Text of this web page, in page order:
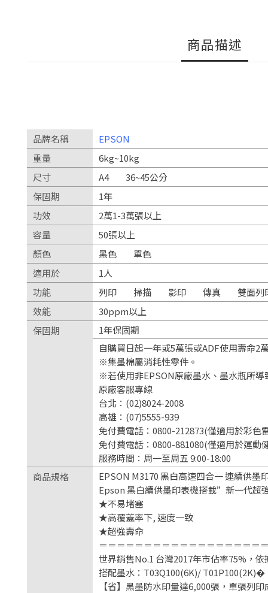
商品描述
品牌名稱
EPSON
重量
6kg~10kg
尺寸
A4
36~45公分
保固期
1年
功效
2萬1-3萬張以上
容量
50張以上
顏色
黑色
單色
適用於
1人
功能
列印 掃描 影印 傳真
雙面列
效能
30ppm以上
保固期
1年保固期
自購買日起一年或5萬張或ADF使用壽命2
※集墨棉屬消耗性零件。
※若使用非EPSON原廠墨水、墨水瓶所
原廠客服專線
台北：(02)8024-2008
高雄：(07)5555-939
免付費電話：0800-212873(僅適用於彩色
免付費電話：0800-881080(僅適用於運動
服務時間：周一至周五 9:00-18:00
商品規格
EPSON M3170 黑白高速四合一 連續供墨
Epson 黑白續供墨印表機搭載”新一代超
★不易堵塞
★高覆蓋率下, 速度一致
★超強壽命
＝＝＝＝＝＝＝＝＝＝＝＝＝＝＝＝＝＝
世界銷售No.1 台灣2017年市佔率75%，依
搭配墨水：T03Q100(6K)/ T01P100(2K)�
【省】黑墨防水印量達6,000張，單張列